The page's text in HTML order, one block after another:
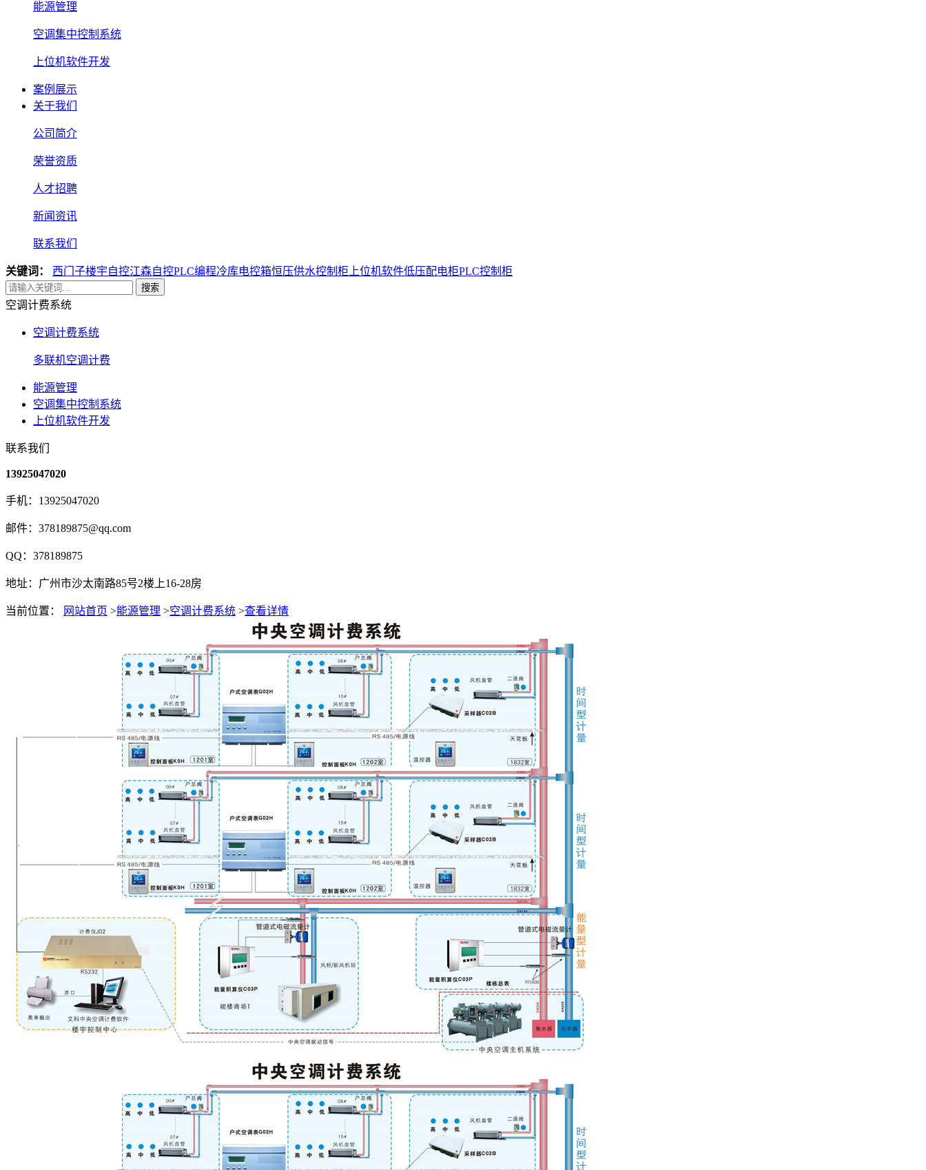
能源管理
空调集中控制系统
上位机软件开发
案例展示
关于我们
公司简介
荣誉资质
人才招聘
新闻资讯
联系我们
关键词： 西门子楼宇自控江森自控PLC编程冷库电控箱恒压供水控制柜 上位机软件低压配电柜PLC控制柜
搜索
空调计费系统
空调计费系统
多联机空调计费
能源管理
空调集中控制系统
上位机软件开发
联系我们
13925047020
手机：13925047020
邮件：378189875@qq.com
QQ：378189875
地址：广州市沙太南路85号2楼上16-28房
当前位置： 网站首页 >能源管理 >空调计费系统 >查看详情